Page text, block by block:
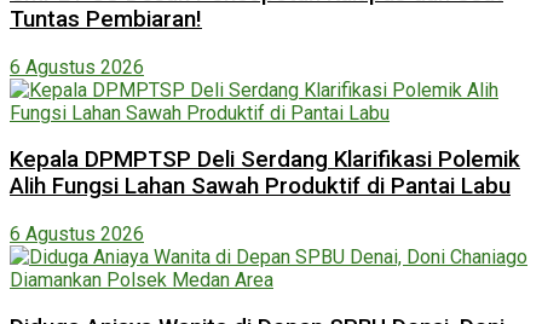
Tuntas Pembiaran!
6 Agustus 2026
Kepala DPMPTSP Deli Serdang Klarifikasi Polemik
Alih Fungsi Lahan Sawah Produktif di Pantai Labu
6 Agustus 2026